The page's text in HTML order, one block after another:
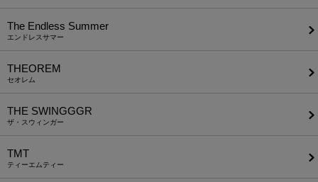
The Endless Summer
エンドレスサマー
THEOREM
セオレム
THE SWINGGGR
ザ・スウィンガー
TMT
ティーエムティー